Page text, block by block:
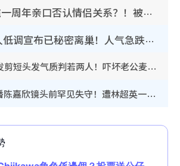
叶泓文拍拖一周年亲口否认情侣关系？！被质疑感情造假竟称GM“普通同事”
30岁男艺人低调宣布已秘密离巢！人气急跌变失踪人口：“这几年过得并不容易”
简淑儿染金发剪短头发气质判若两人！吓坏老公麦大力都认不出：“你做什么？”
TVB新闻主播陈嘉欣镜头前罕见失守！遭林超英一句话突袭吓坏当场大笑